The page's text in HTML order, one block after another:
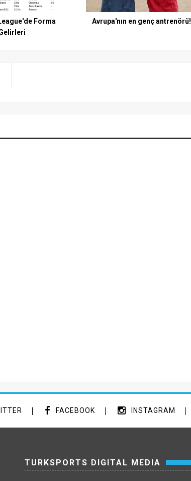
Forma
Avrupa'nın en genç antrenörü!
FACEBOOK INSTAGRAM
TURKSPORTS DIGITAL MEDIA